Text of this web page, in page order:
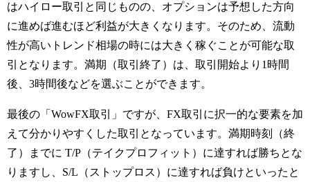
はハイロー取引と同じものの、オプションは予想した方向
に進めば進むほど利益が大きくなります。そのため、流動
性が高いトレンド相場の時には大きく稼ぐことが可能な取
引となります。満期（取引終了）は、取引開始より1時間
後、3時間後などを選ぶことができます。
最後の「WowFX取引」ですが、FX取引に択一的な要素を加
えて分かりやすくした取引となっています。満期時刻（終
了）までに T/P（テイクプロフィット）に達すれば勝ちとな
りますし、S/L（ストップロス）に達すれば負けといったと